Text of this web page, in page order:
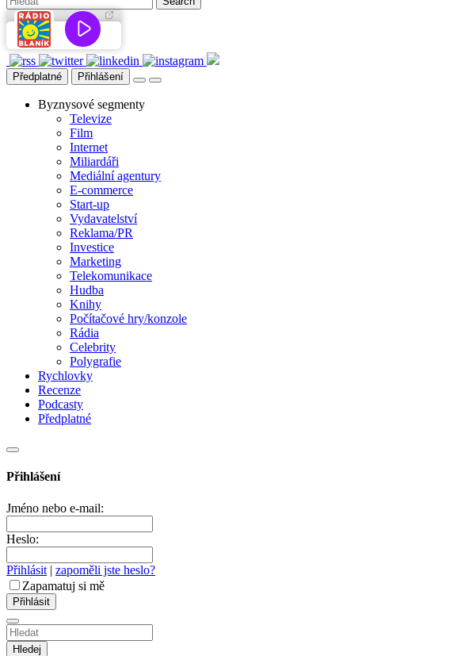
Předplatné Přihlášení
Byznysové segmenty
Televize
Film
Internet
Miliardáři
Mediální agentury
E-commerce
Start-up
Vydavatelství
Reklama/PR
Investice
Marketing
Telekomunikace
Hudba
Knihy
Počítačové hry/konzole
Rádia
Celebrity
Polygrafie
Rychlovky
Recenze
Podcasty
Předplatné
Přihlášení
Jméno nebo e-mail:
Heslo:
Přihlásit | zapoměli jste heslo?
Zapamatuj si mě
Hledej